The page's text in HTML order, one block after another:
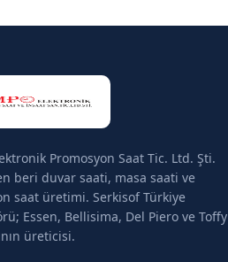
Promosyon Saat Tic. Ltd. Şti.
beri duvar saati, masa saati ve
saat üretimi. Serkisof Türkiye
Essen, Bellisima, Del Piero ve Toffy
üreticisi.